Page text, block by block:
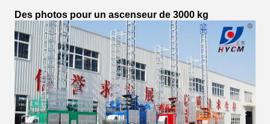
Des photos pour un ascenseur de 3000 kg